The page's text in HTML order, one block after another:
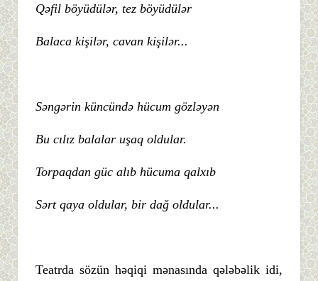
Qəfil böyüdülər, tez böyüdülər
Balaca kişilər, cavan kişilər...
Səngərin küncündə hücum gözləyən
Bu cılız balalar uşaq oldular.
Torpaqdan güc alıb hücuma qalxıb
Sərt qaya oldular, bir dağ oldular...
Teatrda sözün həqiqi mənasında qələbəlik idi,